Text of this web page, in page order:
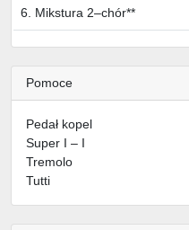
6. Mikstura 2–chór**
Pomoce
Pedał kopel
Super I – I
Tremolo
Tutti